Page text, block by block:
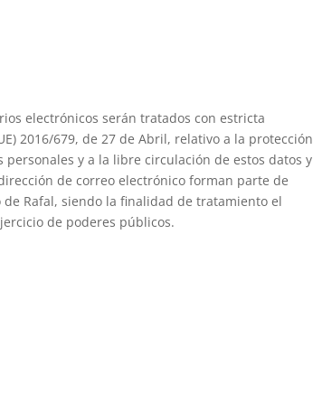
electrónicos serán tratados con estricta
2016/679, de 27 de Abril, relativo a la protección
y a la libre circulación de estos datos y
de correo electrónico forman parte de
Rafal, siendo la finalidad de tratamiento el
de poderes públicos.